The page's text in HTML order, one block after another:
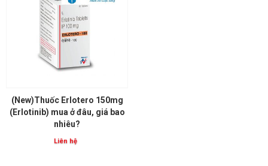
(New)Thuốc Erlotero 150mg
(Erlotinib) mua ở đâu, giá bao
nhiêu?
Liên hệ